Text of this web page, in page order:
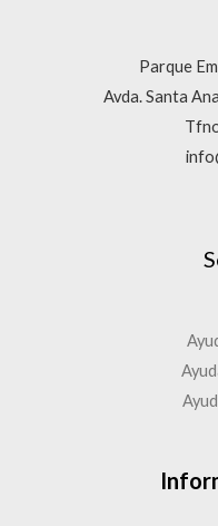
Parque
Avda. Santa